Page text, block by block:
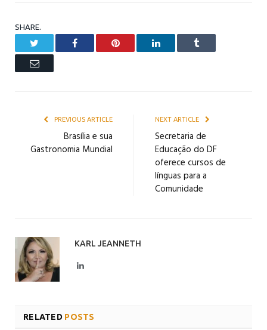
SHARE.
Facebook Pinterest LinkedIn Tumblr
Email
PREVIOUS ARTICLE
Brasília e sua
Gastronomia Mundial
NEXT ARTICLE
Secretaria de
Educação do DF
oferece cursos de
línguas para a
Comunidade
KARL JEANNETH
LinkedIn
RELATED POSTS